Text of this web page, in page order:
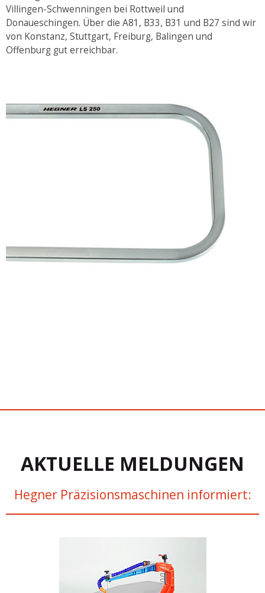
Villingen-Schwenningen bei Rottweil und
Donaueschingen. Über die A81, B33, B31 und B27 sind wir
von Konstanz, Stuttgart, Freiburg, Balingen und
Offenburg gut erreichbar.
AKTUELLE MELDUNGEN
Hegner Präzisionsmaschinen informiert: